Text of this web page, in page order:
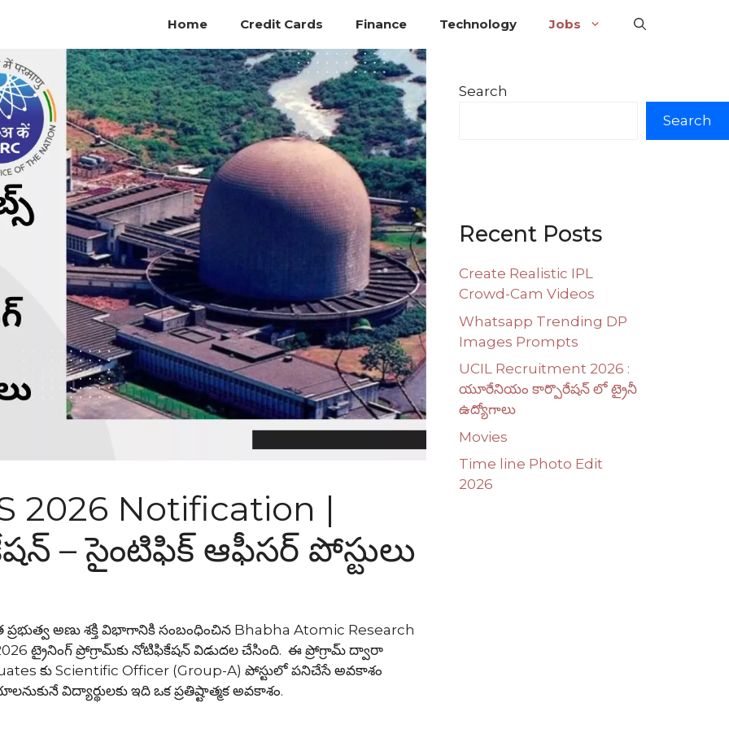
Home Credit Cards Finance Technology Jobs
2026 Notification |
– సైంటిఫిక్ ఆఫీసర్ పోస్టులు
ప్రభుత్వ అణు శక్తి విభాగానికి సంబంధించిన Bhabha Atomic Research
ట్రైనింగ్ ప్రోగ్రామ్‌కు నోటిఫికేషన్ విడుదల చేసింది. ఈ ప్రోగ్రామ్ ద్వారా
కు Scientific Officer (Group-A) పోస్టులో పనిచేసే అవకాశం
విద్యార్థులకు ఇది ఒక ప్రతిష్టాత్మక అవకాశం.
Search
Search
Recent Posts
Create Realistic IPL
Crowd-Cam Videos
Whatsapp Trending DP
Images Prompts
UCIL Recruitment 2026 :
యూరేనియం కార్పొరేషన్ లో ట్రైనీ
ఉద్యోగాలు
Movies
Time line Photo Edit
2026